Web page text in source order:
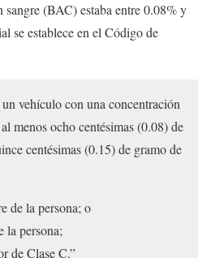
(BAC) estaba entre 0.08% y
se establece en el Código de
vehículo con una concentración
menos ocho centésimas (0.08) de
centésimas (0.15) de gramo de
de la persona; o
la persona;
de Clase C.”